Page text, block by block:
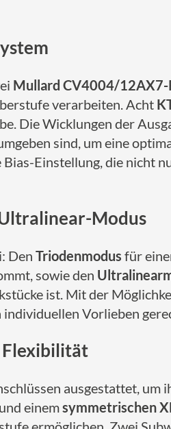
Mullard CV4004/12AX7-
verarbeiten. Acht
Die Wicklungen der
sind, um eine
Einstellung, die nicht
Modus
Den Triodenmodus für
sowie den
ist. Mit der
Vorlieben
Flexibilität
ausgestattet,
und einemsymmetrischen